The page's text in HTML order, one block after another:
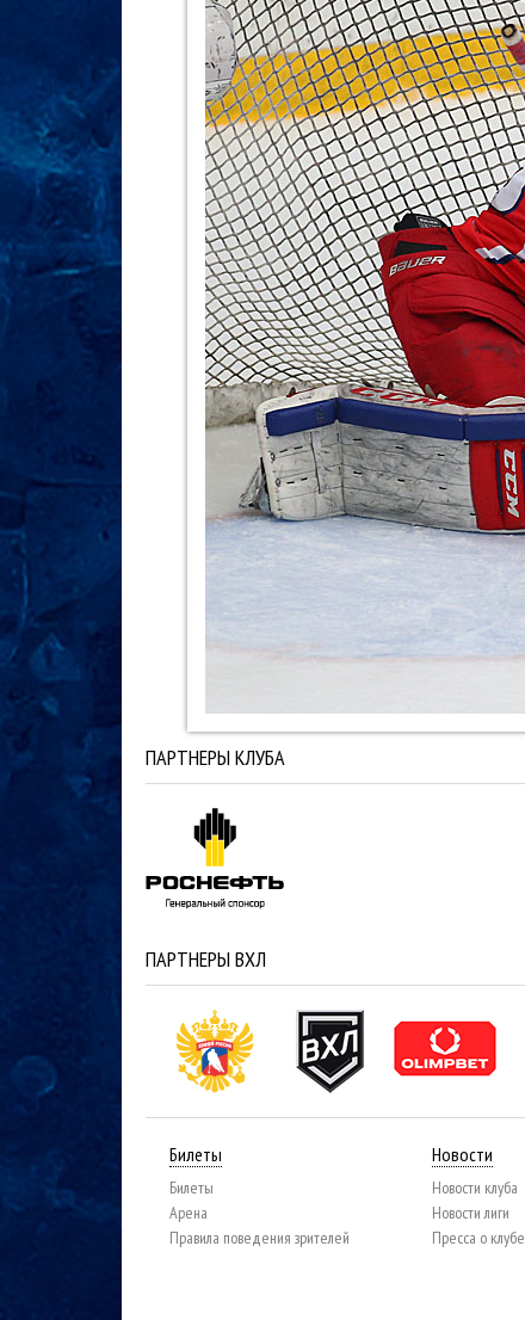
ПАРТНЕРЫ КЛУБА
ПАРТНЕРЫ ВХЛ
Билеты
Билеты
Арена
Правила поведения зрителей
Новости
Новости клуба
Новости лиги
Пресса о клубе